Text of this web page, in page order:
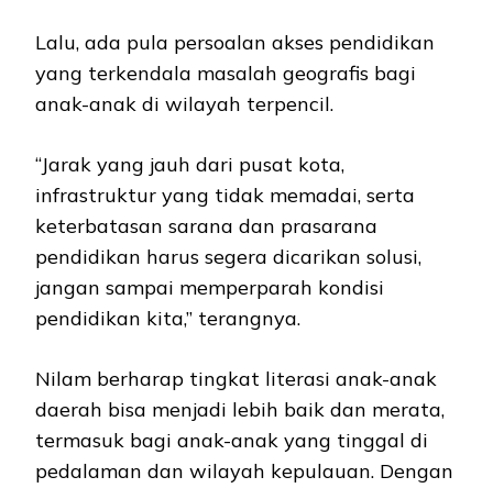
Lalu, ada pula persoalan akses pendidikan
yang terkendala masalah geografis bagi
anak-anak di wilayah terpencil.
“Jarak yang jauh dari pusat kota,
infrastruktur yang tidak memadai, serta
keterbatasan sarana dan prasarana
pendidikan harus segera dicarikan solusi,
jangan sampai memperparah kondisi
pendidikan kita,” terangnya.
Nilam berharap tingkat literasi anak-anak
daerah bisa menjadi lebih baik dan merata,
termasuk bagi anak-anak yang tinggal di
pedalaman dan wilayah kepulauan. Dengan